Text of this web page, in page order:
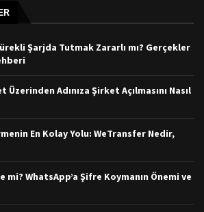
Şarjda Tutmak Zararlı mı? Gerçekler
Adınıza Şirket Açılmasını Nasıl
En Kolay Yolu: WeTransfer Nedir,
mi? WhatsApp’a Şifre Koymanın Önemi ve